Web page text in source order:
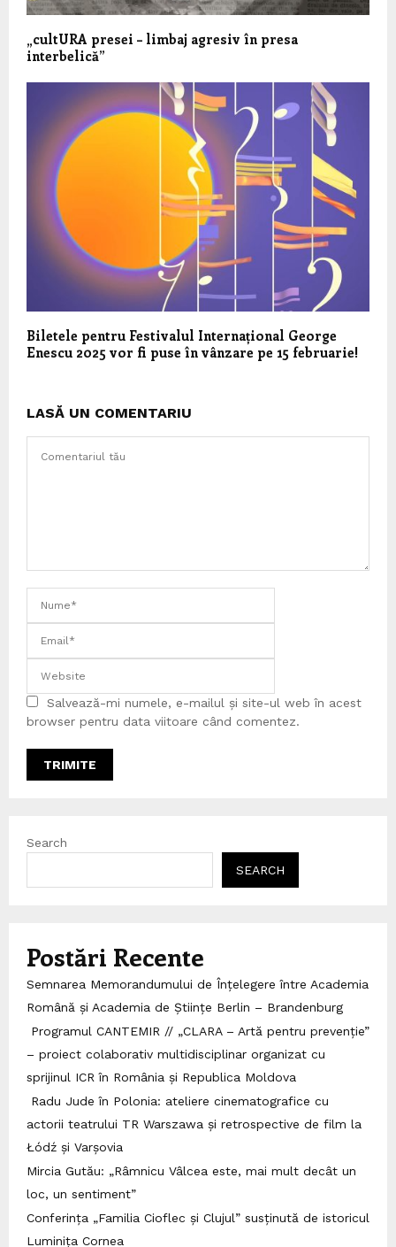
„cultURA presei – limbaj agresiv în presa
interbelică”
Biletele pentru Festivalul Internațional George
Enescu 2025 vor fi puse în vânzare pe 15 februarie!
LASĂ UN COMENTARIU
Salvează-mi numele, e-mailul și site-ul web în acest
browser pentru data viitoare când comentez.
Search
SEARCH
Postări Recente
Semnarea Memorandumului de Înțelegere între Academia
Română și Academia de Științe Berlin – Brandenburg
Programul CANTEMIR // „CLARA – Artă pentru prevenție”
– proiect colaborativ multidisciplinar organizat cu
sprijinul ICR în România și Republica Moldova
Radu Jude în Polonia: ateliere cinematografice cu
actorii teatrului TR Warszawa și retrospective de film la
Łódź și Varșovia
Mircia Gutău: „Râmnicu Vâlcea este, mai mult decât un
loc, un sentiment”
Conferința „Familia Cioflec și Clujul” susținută de istoricul
Luminița Cornea